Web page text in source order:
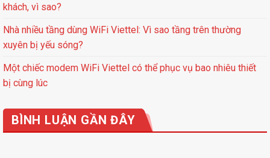
khách, vì sao?
Nhà nhiều tầng dùng WiFi Viettel: Vì sao tầng trên thường
xuyên bị yếu sóng?
Một chiếc modem WiFi Viettel có thể phục vụ bao nhiêu thiết
bị cùng lúc
BÌNH LUẬN GẦN ĐÂY